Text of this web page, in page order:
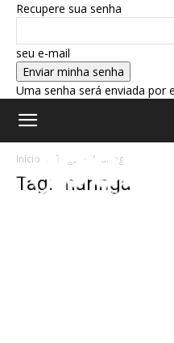
Recupere sua senha
seu e-mail
Uma senha será enviada por
Início Tags Maringá
Tag: maringá